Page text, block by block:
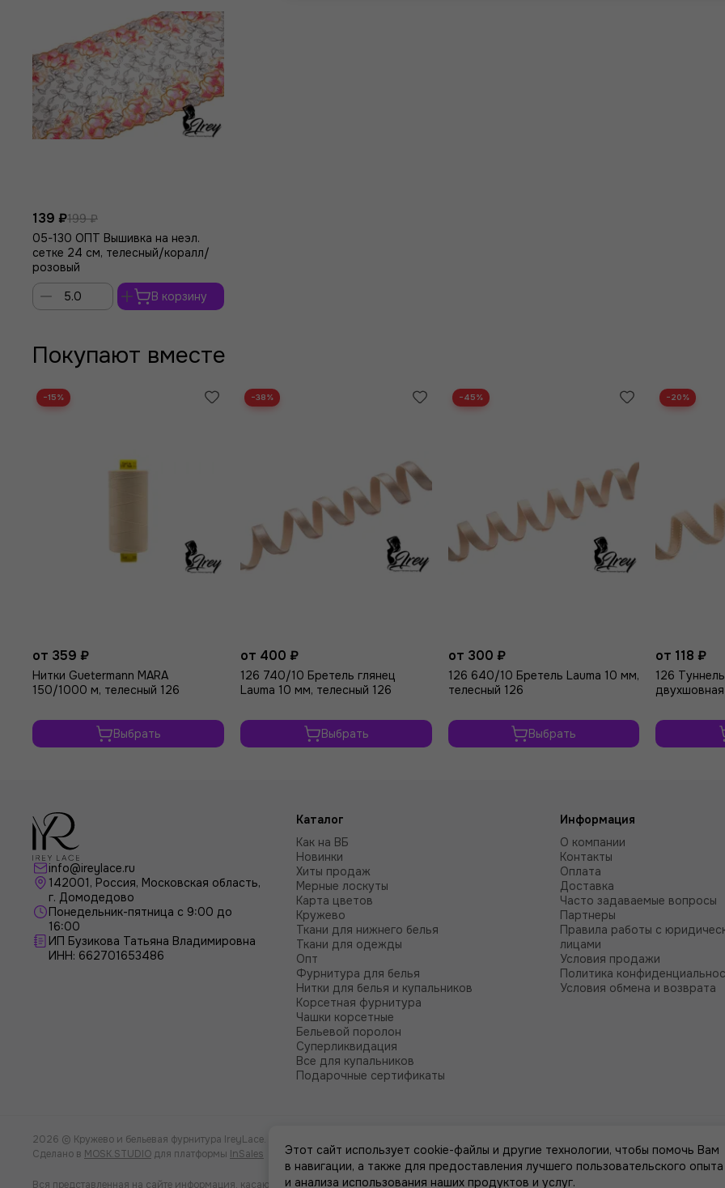
139 ₽199 ₽
05-130 ОПТ Вышивка на неэл.
сетке 24 см, телесный/коралл/
розовый
В корзину
Покупают вместе
−15%
от 359 ₽
Нитки Guetermann MARA
150/1000 м, телесный 126
Выбрать
−38%
от 400 ₽
126 740/10 Бретель глянец
Lauma 10 мм, телесный 126
Выбрать
−45%
от 300 ₽
126 640/10 Бретель Lauma 10 мм,
телесный 126
Выбрать
−20%
от 118 ₽
126
info@ireylace.ru
142001 , Россия, Московская область,
г. Домодедово
Понедельник-пятница с 9:00 до
16:00
ИП Бузикова Татьяна Владимировна
ИНН: 662701653486
Каталог
Как на ВБ
Новинки
Хиты продаж
Мерные лоскуты
Карта цветов
Кружево
Ткани для нижнего белья
Ткани для одежды
Опт
Фурнитура для белья
Нитки для белья и купальников
Корсетная фурнитура
Чашки корсетные
Бельевой поролон
Суперликвидация
Все для купальников
Подарочные сертификаты
Информация
О компании
Контакты
Оплата
Доставка
Часто задаваемые вопросы
Партнеры
Правила работы с
лицами
Условия продажи
Политика
Условия обмена и возврата
2026 © Кружево и бельевая фурнитура IreyLace.
Сделано в MOSK.STUDIO для платформы InSales
Вся представленная на сайте информация, касающаяся характеристик, стоимости товаров и услуг, носит информационный характер и ни при
Этот сайт использует cookie-файлы и другие технологии, чтобы помочь Вам
в навигации, а также для предоставления лучшего пользовательского опыта
и анализа использования наших продуктов и услуг.